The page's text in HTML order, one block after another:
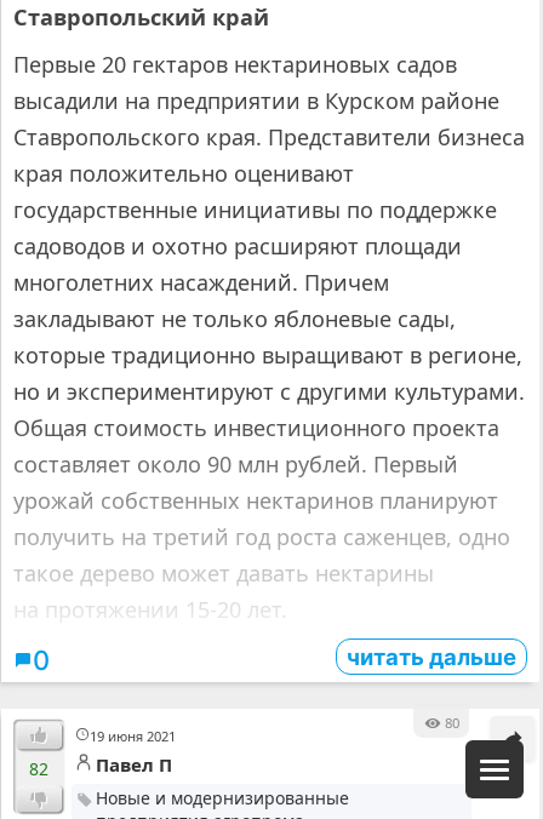
Ставропольский край
Первые 20 гектаров нектариновых садов
высадили на предприятии в Курском районе
Ставропольского края. Представители бизнеса
края положительно оценивают
государственные инициативы по поддержке
садоводов и охотно расширяют площади
многолетних насаждений. Причем
закладывают не только яблоневые сады,
которые традиционно выращивают в регионе,
но и экспериментируют с другими культурами.
Общая стоимость инвестиционного проекта
составляет около 90 млн рублей. Первый
урожай собственных нектаринов планируют
получить на третий год роста саженцев, одно
такое дерево может давать нектарины
на протяжении 15-20 лет.
0 читать дальше
19 июня 2021
80
82 Павел П
Новые и модернизированные